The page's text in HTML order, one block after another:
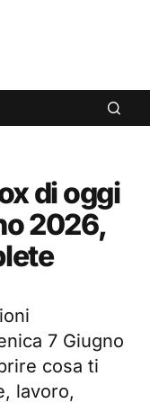
di oggi
2026,
7 Giugno
cosa ti
lavoro,